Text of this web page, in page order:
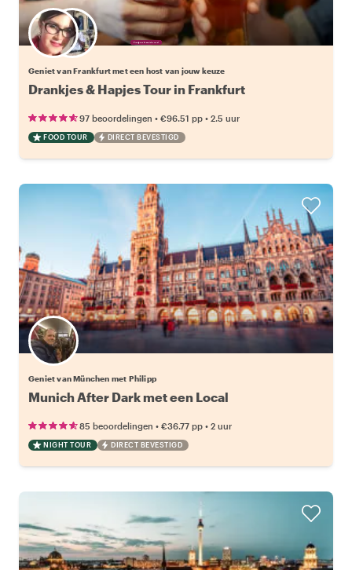
Kies jouw favoriete local
Geniet van Frankfurt met een host van jouw keuze
Drankjes & Hapjes Tour in Frankfurt
97 beoordelingen • €96.51 pp • 2.5 uur
FOOD TOUR DIRECT BEVESTIGD
Geniet van München met Philipp
Munich After Dark met een Local
85 beoordelingen • €36.77 pp • 2 uur
NIGHT TOUR DIRECT BEVESTIGD